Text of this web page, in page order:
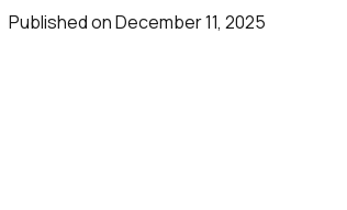
Published onDecember 11, 2025